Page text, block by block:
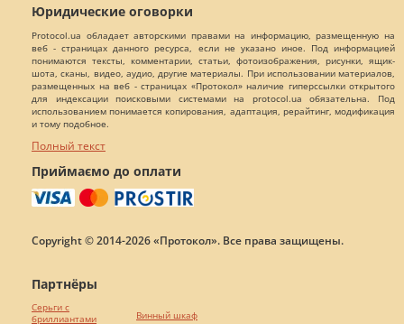
Юридические оговорки
Protocol.ua обладает авторскими правами на информацию, размещенную на
веб - страницах данного ресурса, если не указано иное. Под информацией
понимаются тексты, комментарии, статьи, фотоизображения, рисунки, ящик-
шота, сканы, видео, аудио, другие материалы. При использовании материалов,
размещенных на веб - страницах «Протокол» наличие гиперссылки открытого
для индексации поисковыми системами на protocol.ua обязательна. Под
использованием понимается копирования, адаптация, рерайтинг, модификация
и тому подобное.
Полный текст
Приймаємо до оплати
Copyright © 2014-2026 «Протокол». Все права защищены.
Партнёры
Серьги с
бриллиантами
Винный шкаф